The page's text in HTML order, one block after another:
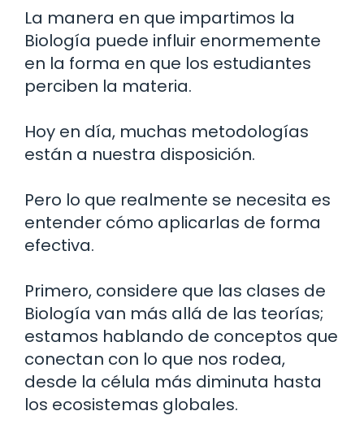
La manera en que impartimos la
Biología puede influir enormemente
en la forma en que los estudiantes
perciben la materia.
Hoy en día, muchas metodologías
están a nuestra disposición.
Pero lo que realmente se necesita es
entender cómo aplicarlas de forma
efectiva.
Primero, considere que las clases de
Biología van más allá de las teorías;
estamos hablando de conceptos que
conectan con lo que nos rodea,
desde la célula más diminuta hasta
los ecosistemas globales.